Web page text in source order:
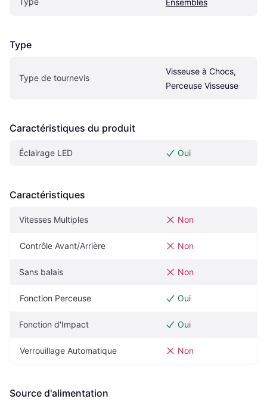
Ensembles
Type
Type de tournevis
Visseuse à Chocs,
Perceuse Visseuse
Caractéristiques du produit
Éclairage LED Oui
Caractéristiques
Vitesses Multiples Non
Contrôle Avant/Arrière Non
Sans balais Non
Fonction Perceuse Oui
Fonction d'Impact Oui
Verrouillage Automatique Non
Source d'alimentation